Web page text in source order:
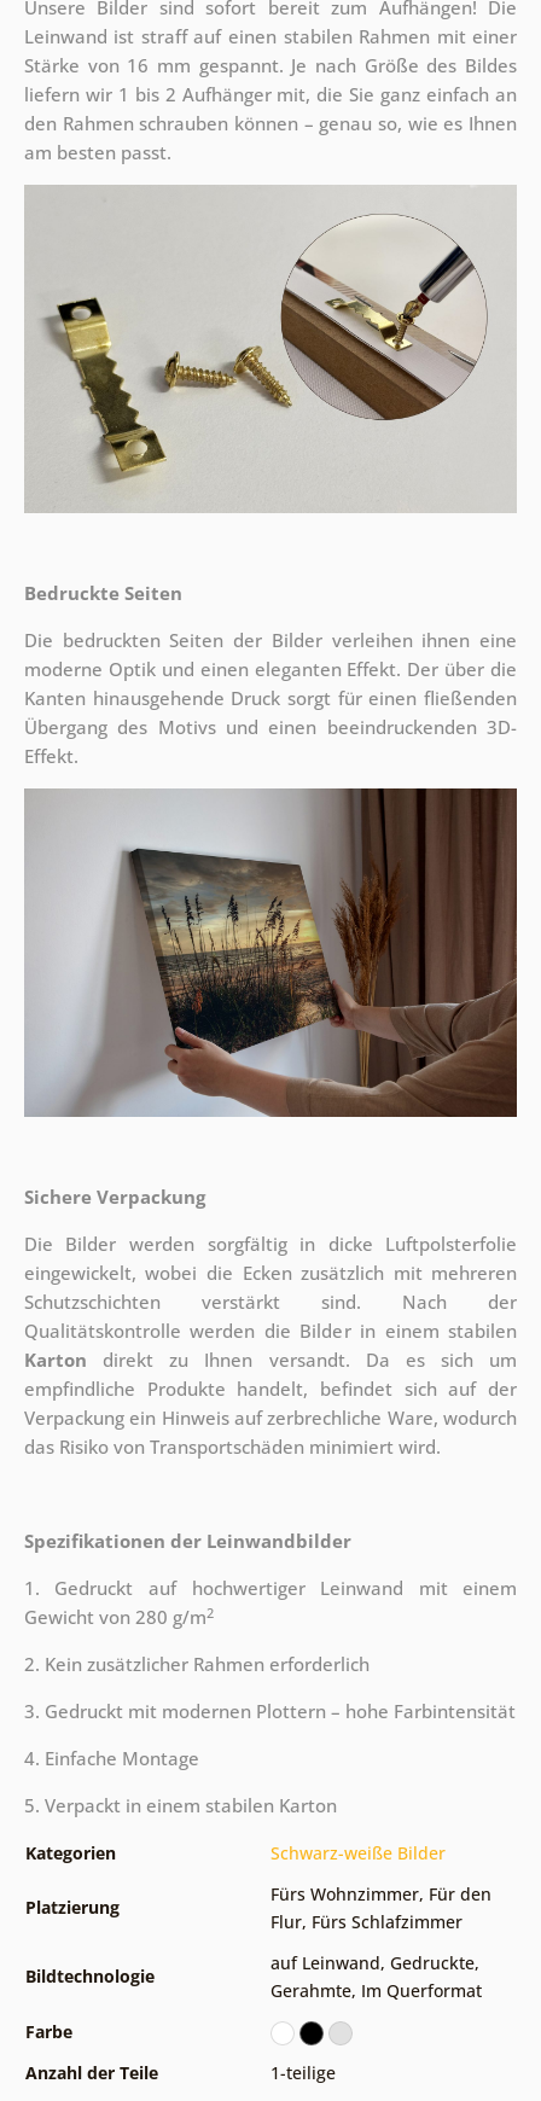
Unsere Bilder sind sofort bereit zum Aufhängen! Die
Leinwand ist straff auf einen stabilen Rahmen mit einer
Stärke von 16 mm gespannt. Je nach Größe des Bildes
liefern wir 1 bis 2 Aufhänger mit, die Sie ganz einfach an
den Rahmen schrauben können – genau so, wie es Ihnen
am besten passt.
Bedruckte Seiten
Die bedruckten Seiten der Bilder verleihen ihnen eine
moderne Optik und einen eleganten Effekt. Der über die
Kanten hinausgehende Druck sorgt für einen fließenden
Übergang des Motivs und einen beeindruckenden 3D-
Effekt.
Sichere Verpackung
Die Bilder werden sorgfältig in dicke Luftpolsterfolie
eingewickelt, wobei die Ecken zusätzlich mit mehreren
Schutzschichten verstärkt sind. Nach der
Qualitätskontrolle werden die Bilder in einem stabilen
Karton direkt zu Ihnen versandt. Da es sich um
empfindliche Produkte handelt, befindet sich auf der
Verpackung ein Hinweis auf zerbrechliche Ware, wodurch
das Risiko von Transportschäden minimiert wird.
Spezifikationen der Leinwandbilder
1. Gedruckt auf hochwertiger Leinwand mit einem
Gewicht von 280 g/m2
2. Kein zusätzlicher Rahmen erforderlich
3. Gedruckt mit modernen Plottern – hohe Farbintensität
4. Einfache Montage
5. Verpackt in einem stabilen Karton
Kategorien Schwarz-weiße Bilder
Platzierung
Fürs Wohnzimmer, Für den
Flur, Fürs Schlafzimmer
Bildtechnologie
auf Leinwand, Gedruckte,
Gerahmte, Im Querformat
Farbe
Anzahl der Teile
1-teilige